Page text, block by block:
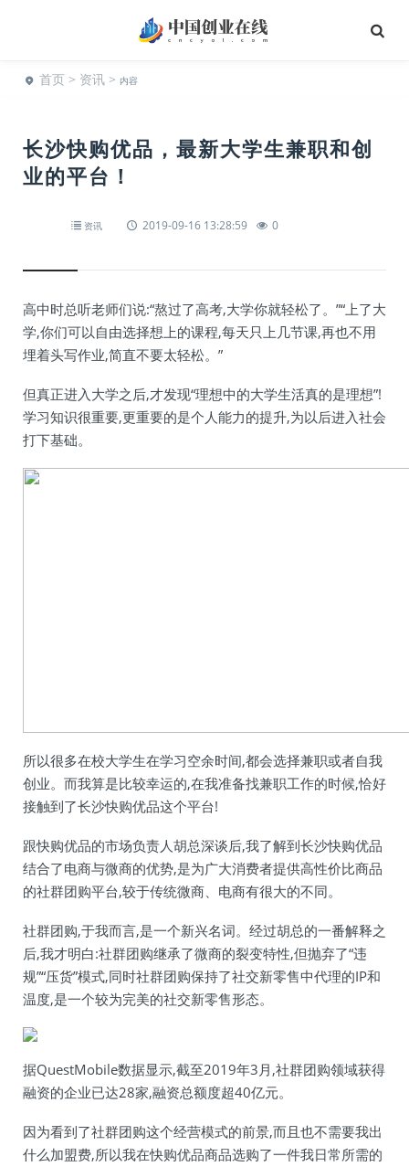
首页 > 资讯 > 内容
长沙快购优品，最新大学生兼职和创
业的平台！
资讯 2019-09-16 13:28:59 0
高中时总听老师们说:“熬过了高考,大学你就轻松了。”“上了大
学,你们可以自由选择想上的课程,每天只上几节课,再也不用
埋着头写作业,简直不要太轻松。”
但真正进入大学之后,才发现“理想中的大学生活真的是理想”!
学习知识很重要,更重要的是个人能力的提升,为以后进入社会
打下基础。
所以很多在校大学生在学习空余时间,都会选择兼职或者自我
创业。而我算是比较幸运的,在我准备找兼职工作的时候,恰好
接触到了长沙快购优品这个平台!
跟快购优品的市场负责人胡总深谈后,我了解到长沙快购优品
结合了电商与微商的优势,是为广大消费者提供高性价比商品
的社群团购平台,较于传统微商、电商有很大的不同。
社群团购,于我而言,是一个新兴名词。经过胡总的一番解释之
后,我才明白:社群团购继承了微商的裂变特性,但抛弃了“违
规”“压货”模式,同时社群团购保持了社交新零售中代理的IP和
温度,是一个较为完美的社交新零售形态。
据QuestMobile数据显示,截至2019年3月,社群团购领域获得
融资的企业已达28家,融资总额度超40亿元。
因为看到了社群团购这个经营模式的前景,而且也不需要我出
什么加盟费,所以我在快购优品商品选购了一件我日常所需的